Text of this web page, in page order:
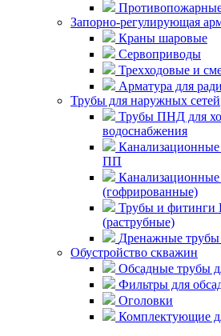
Запорно-регулирующая
Краны шаровые
Сервоприводы
Трехходовые и
Арматура для
Трубы для наружных сетей
Трубы ПНД для
водоснабжения
ПП
(гофрированные)
Трубы и
(раструбные)
Дренажные
Обустройство скважин
Обсадные трубы
Фильтры для
Оголовки
Комплектующие